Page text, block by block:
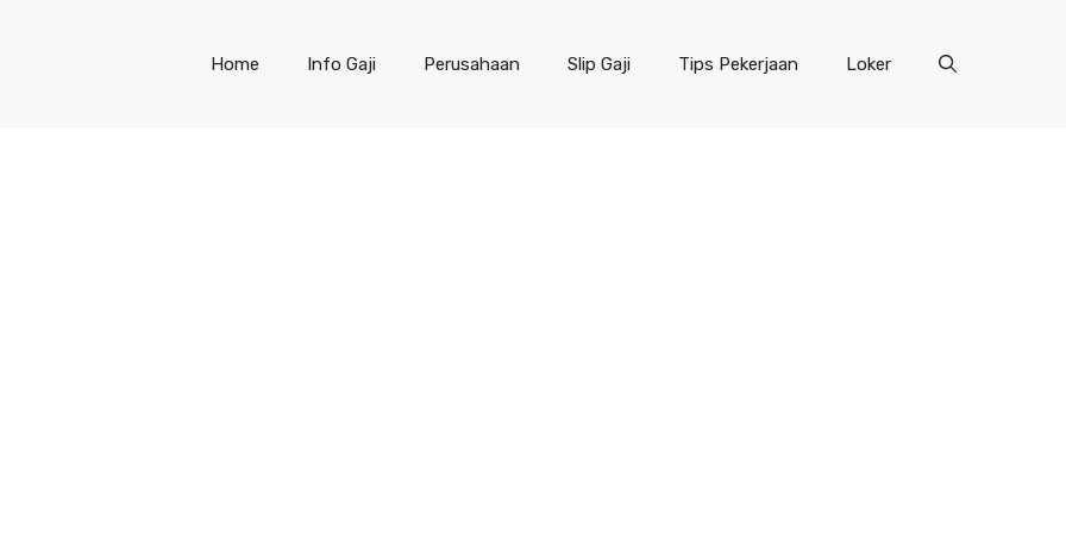
Home Info Gaji Perusahaan Slip Gaji Tips Pekerjaan Loker